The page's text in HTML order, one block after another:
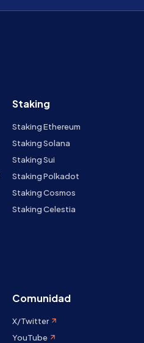
Staking
Staking Ethereum
Staking Solana
Staking Sui
Staking Polkadot
Staking Cosmos
Staking Celestia
Comunidad
X/Twitter
YouTube